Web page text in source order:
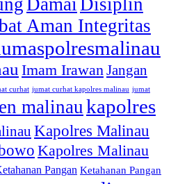
DamaiDisiplin
Aman Integritas
Imam IrawanJangan
curhat jumat curhat kapolres malinau jumat
malinaukapolres
Kapolres Malinau
Kapolres Malinau
Pangan Ketahanan Pangan